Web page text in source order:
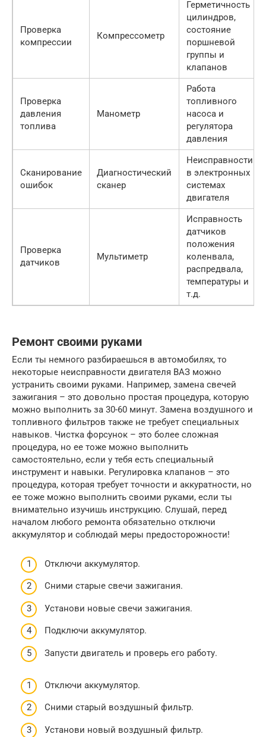
Проверка
компрессии
Компрессометр
Герметичность
цилиндров,
состояние
поршневой
группы и
клапанов
Проверка
давления
топлива
Манометр
Работа
топливного
насоса и
регулятора
давления
Сканирование
ошибок
Диагностический
сканер
Неисправности
в электронных
системах
двигателя
Проверка
датчиков
Мультиметр
Исправность
датчиков
положения
коленвала,
распредвала,
температуры и
т.д.
Ремонт своими руками
Если ты немного разбираешься в автомобилях, то
некоторые неисправности двигателя ВАЗ можно
устранить своими руками. Например, замена свечей
зажигания – это довольно простая процедура, которую
можно выполнить за 30-60 минут. Замена воздушного и
топливного фильтров также не требует специальных
навыков. Чистка форсунок – это более сложная
процедура, но ее тоже можно выполнить
самостоятельно, если у тебя есть специальный
инструмент и навыки. Регулировка клапанов – это
процедура, которая требует точности и аккуратности, но
ее тоже можно выполнить своими руками, если ты
внимательно изучишь инструкцию. Слушай, перед
началом любого ремонта обязательно отключи
аккумулятор и соблюдай меры предосторожности!
Отключи аккумулятор.
Сними старые свечи зажигания.
Установи новые свечи зажигания.
Подключи аккумулятор.
Запусти двигатель и проверь его работу.
Отключи аккумулятор.
Сними старый воздушный фильтр.
Установи новый воздушный фильтр.